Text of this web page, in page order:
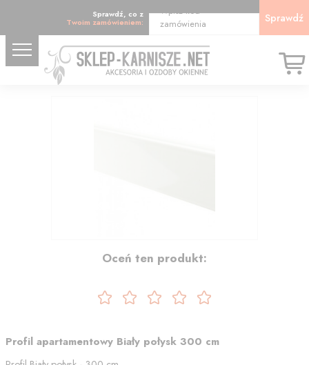
Sprawdź, co z
Twoim zamówieniem:
Wpisz kod
zamówienia
Sprawdź
Oceń ten produkt:
Profil apartamentowy Biały połysk 300 cm